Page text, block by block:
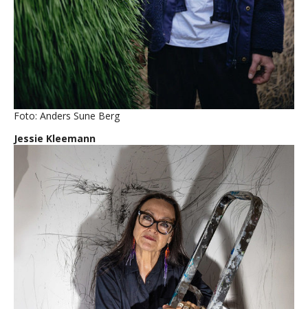
Foto: Anders Sune Berg
Jessie Kleemann